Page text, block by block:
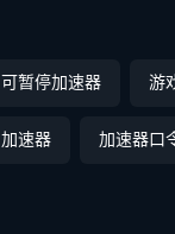
可暂停加速器 游
加速器 加速器口